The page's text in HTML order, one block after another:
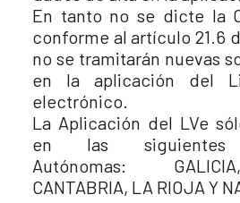
En tanto no se dicte la
conforme al artículo 21.6
no se tramitarán nuevas
en la aplicación del
electrónico.
La Aplicación del LVe
en las siguientes
Autónomas:
CANTABRIA, LA RIOJA Y